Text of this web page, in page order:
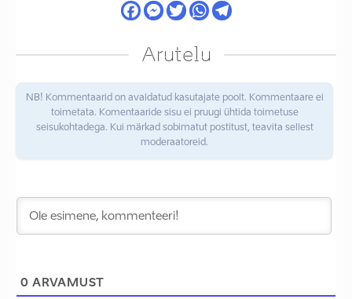
Arutelu
NB! Kommentaarid on avaldatud kasutajate poolt. Kommentaare ei
toimetata. Komentaaride sisu ei pruugi ühtida toimetuse
seisukohtadega. Kui märkad sobimatut postitust, teavita sellest
moderaatoreid.
0 ARVAMUST